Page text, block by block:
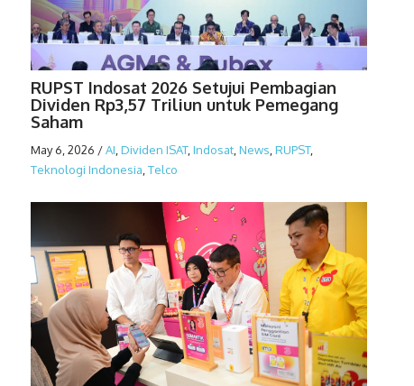
RUPST Indosat 2026 Setujui Pembagian
Dividen Rp3,57 Triliun untuk Pemegang
Saham
May 6, 2026 /AI Dividen ISAT, Indosat, News RUPST,
Teknologi Indonesia Telco